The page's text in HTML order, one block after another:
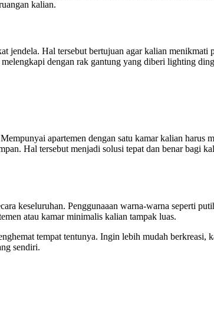
kalian.
jendela. Hal tersebut bertujuan agar kalian menikmati
dengan rak gantung yang diberi lighting
apartemen dengan satu kamar kalian harus
Hal tersebut menjadi solusi tepat dan benar bagi
keseluruhan. Penggunaaan warna-warna seperti
atau kamar minimalis kalian tampak luas.
tempat tentunya. Ingin lebih mudah berkreasi,
sendiri.